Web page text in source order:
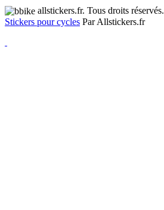
allstickers.fr. Tous droits réservés.
Stickers pour cycles Par Allstickers.fr